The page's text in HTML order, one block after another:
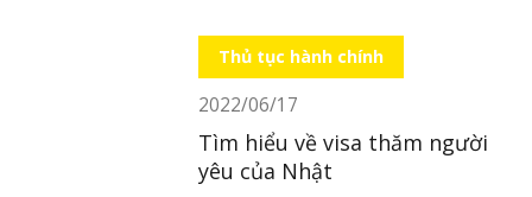
Thủ tục hành chính
2022/06/17
Tìm hiểu về visa thăm người
yêu của Nhật